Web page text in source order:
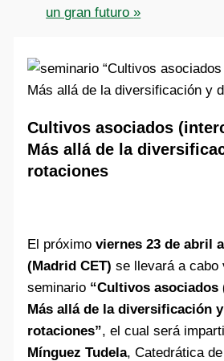
un gran futuro»
Cultivos asociados
Más allá de la
rotaciones
El próximoviernes 23 de abril
(Madrid CET) se llevará a cabo
seminario “Cultivos
Más allá de la diversificación
rotaciones”, el cual será
Mínguez Tudela, Catedrática